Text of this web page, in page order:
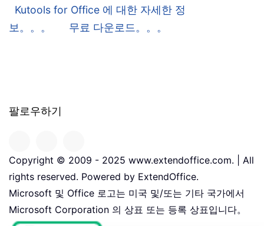
Kutools for Office 에 대한 자세한 정
보。。。
무료 다운로드。。。
팔로우하기
Copyright © 2009 - 2025 www.extendoffice.com. | All
rights reserved. Powered by ExtendOffice.
Microsoft 및 Office 로고는 미국 및/또는 기타 국가에서
Microsoft Corporation 의 상표 또는 등록 상표입니다。